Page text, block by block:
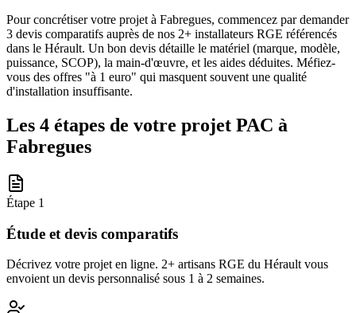
Pour concrétiser votre projet à Fabregues, commencez par demander
3 devis comparatifs auprès de nos 2+ installateurs RGE référencés
dans le Hérault. Un bon devis détaille le matériel (marque, modèle,
puissance, SCOP), la main-d'œuvre, et les aides déduites. Méfiez-
vous des offres "à 1 euro" qui masquent souvent une qualité
d'installation insuffisante.
Les 4 étapes de votre projet PAC à
Fabregues
Étape 1
Étude et devis comparatifs
Décrivez votre projet en ligne. 2+ artisans RGE du Hérault vous
envoient un devis personnalisé sous 1 à 2 semaines.